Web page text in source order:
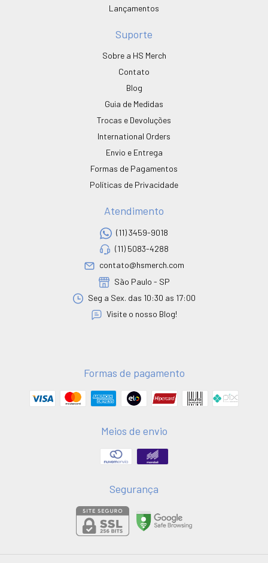
Lançamentos
Suporte
Sobre a HS Merch
Contato
Blog
Guia de Medidas
Trocas e Devoluções
International Orders
Envio e Entrega
Formas de Pagamentos
Políticas de Privacidade
Atendimento
(11) 3459-9018
(11) 5083-4288
contato@hsmerch.com
São Paulo - SP
Seg a Sex. das 10:30 as 17:00
Visite o nosso Blog!
Formas de pagamento
Meios de envio
Segurança